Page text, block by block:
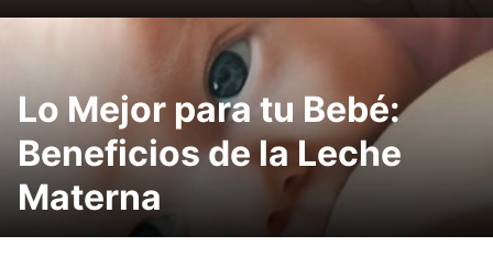
Lo Mejor para tu Bebé:
Beneficios de la Leche
Materna